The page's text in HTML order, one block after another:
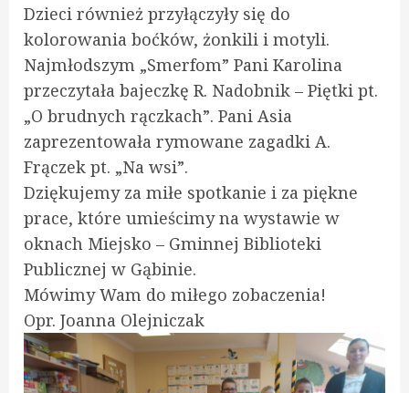
Dzieci również przyłączyły się do
kolorowania boćków, żonkili i motyli.
Najmłodszym „Smerfom” Pani Karolina
przeczytała bajeczkę R. Nadobnik – Piętki pt.
„O brudnych rączkach”. Pani Asia
zaprezentowała rymowane zagadki A.
Frączek pt. „Na wsi”.
Dziękujemy za miłe spotkanie i za piękne
prace, które umieścimy na wystawie w
oknach Miejsko – Gminnej Biblioteki
Publicznej w Gąbinie.
Mówimy Wam do miłego zobaczenia!
Opr. Joanna Olejniczak